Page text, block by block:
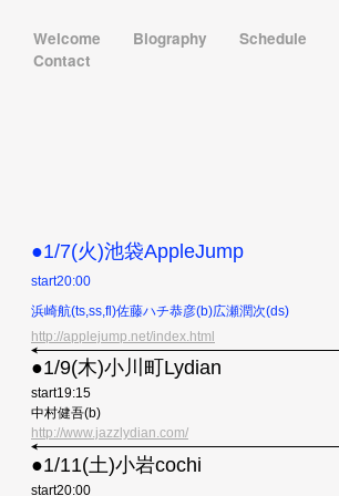
Welcome Biography Schedule
Contact
●︎1/7(火)池袋AppleJump
start20:00
浜崎航(ts,ss,fl)佐藤ハチ恭彦(b)広瀬潤次(ds)
http://applejump.net/index.html
●︎1/9(木)小川町Lydian
start19:15
中村健吾(b)
http://www.jazzlydian.com/
●︎1/11(土)小岩cochi
start20:00